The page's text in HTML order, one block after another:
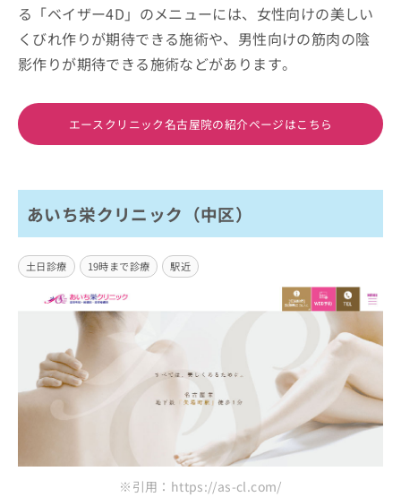
る「ベイザー4D」のメニューには、女性向けの美しい
くびれ作りが期待できる施術や、男性向けの筋肉の陰
影作りが期待できる施術などがあります。
エースクリニック名古屋院の紹介ページはこちら
あいち栄クリニック（中区）
土日診療 19時まで診療 駅近
※引用：https://as-cl.com/